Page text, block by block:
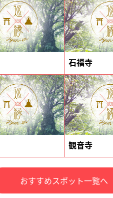
石福寺
観音寺
おすすめスポット一覧へ